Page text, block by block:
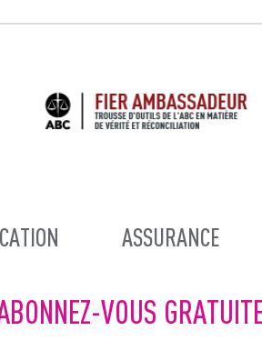
ASSURANCE
VOUS